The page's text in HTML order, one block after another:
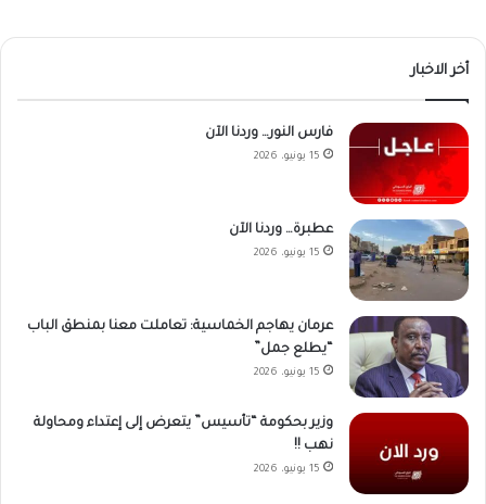
أخر الاخبار
فارس النور… وردنا الآن
15 يونيو، 2026
عطبرة… وردنا الآن
15 يونيو، 2026
عرمان يهاجم الخماسية: تعاملت معنا بمنطق الباب
“يطلع جمل”
15 يونيو، 2026
وزير بحكومة “تأسيس” يتعرض إلى إعتداء ومحاولة
نهب !!
15 يونيو، 2026